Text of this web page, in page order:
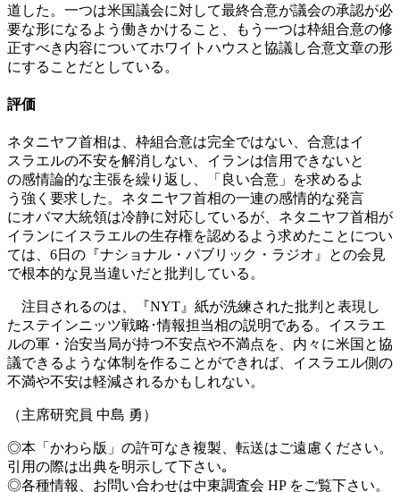
道した。一つは米国議会に対して最終合意が議会の承認が必
要な形になるよう働きかけること、もう一つは枠組合意の修
正すべき内容についてホワイトハウスと協議し合意文章の形
にすることだとしている。
評価
ネタニヤフ首相は、枠組合意は完全ではない、合意はイ
スラエルの不安を解消しない、イランは信用できないと
の感情論的な主張を繰り返し、「良い合意」を求めるよ
う強く要求した。ネタニヤフ首相の一連の感情的な発言
にオバマ大統領は冷静に対応しているが、ネタニヤフ首相が
イランにイスラエルの生存権を認めるよう求めたことについ
ては、6日の『ナショナル・パブリック・ラジオ』との会見
で根本的な見当違いだと批判している。
注目されるのは、『NYT』紙が洗練された批判と表現し
たステインニッツ戦略･情報担当相の説明である。イスラエ
ルの軍・治安当局が持つ不安点や不満点を、内々に米国と協
議できるような体制を作ることができれば、イスラエル側の
不満や不安は軽減されるかもしれない。
（主席研究員 中島 勇）
◎本「かわら版」の許可なき複製、転送はご遠慮ください。
引用の際は出典を明示して下さい｡
◎各種情報、お問い合わせは中東調査会 HP をご覧下さい。